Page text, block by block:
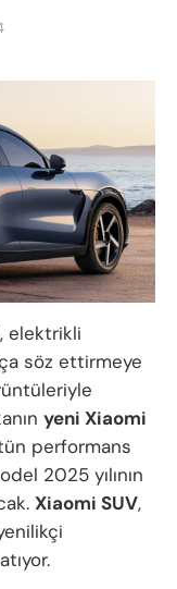
elektrikli
söz ettirmeye
yeni Xiaomi
performans
2025 yılının
Xiaomi SUV,